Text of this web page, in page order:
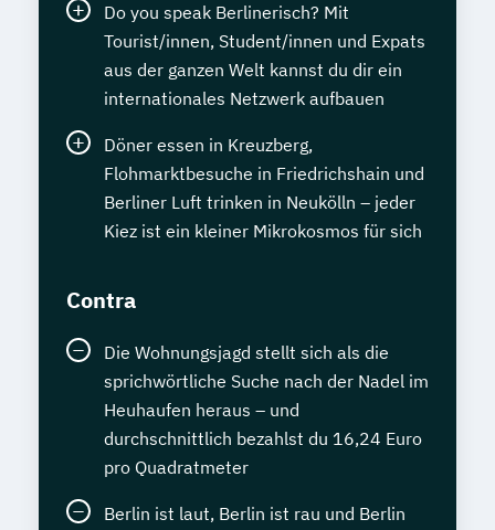
Do you speak Berlinerisch? Mit
Tourist/innen, Student/innen und Expats
aus der ganzen Welt kannst du dir ein
internationales Netzwerk aufbauen
Döner essen in Kreuzberg,
Flohmarktbesuche in Friedrichshain und
Berliner Luft trinken in Neukölln – jeder
Kiez ist ein kleiner Mikrokosmos für sich
Contra
Die Wohnungsjagd stellt sich als die
sprichwörtliche Suche nach der Nadel im
Heuhaufen heraus – und
durchschnittlich bezahlst du 16,24 Euro
pro Quadratmeter
Berlin ist laut, Berlin ist rau und Berlin